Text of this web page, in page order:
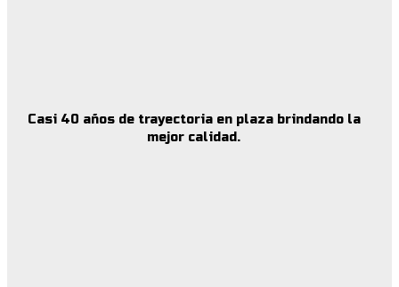
Casi 40 años de trayectoria en plaza brindando la
mejor calidad.